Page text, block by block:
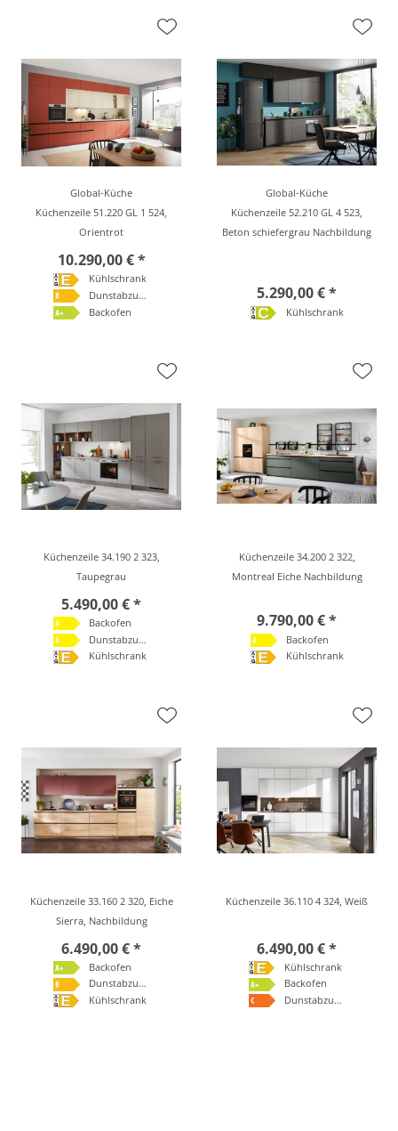
Global-Küche
Küchenzeile 51.220 GL 1 524,
Orientrot
10.290,00 € *
Kühlschrank
Dunstabzugshaube
Backofen
Global-Küche
Küchenzeile 52.210 GL 4 523,
Beton schiefergrau Nachbildung
5.290,00 € *
Kühlschrank
Küchenzeile 34.190 2 323,
Taupegrau
5.490,00 € *
Backofen
Dunstabzugshaube
Kühlschrank
Küchenzeile 34.200 2 322,
Montreal Eiche Nachbildung
9.790,00 € *
Backofen
Kühlschrank
Küchenzeile 33.160 2 320, Eiche
Sierra, Nachbildung
6.490,00 € *
Backofen
Dunstabzugshaube
Kühlschrank
Küchenzeile 36.110 4 324, Weiß
6.490,00 € *
Kühlschrank
Backofen
Dunstabzugshaube